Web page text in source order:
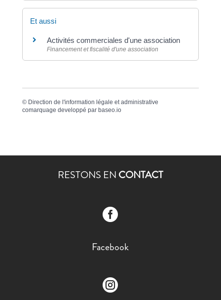
Et aussi
Activités commerciales d'une association
Financement et fiscalité d'une association
© Direction de l'information légale et administrative
comarquage developpé par baseo.io
RESTONS EN CONTACT

Facebook
